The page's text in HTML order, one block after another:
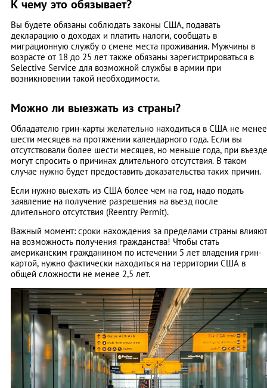
К чему это обязывает?
Вы будете обязаны соблюдать законы США, подавать
декларацию о доходах и платить налоги, сообщать в
миграционную службу о смене места проживания. Мужчины в
возрасте от 18 до 25 лет также обязаны зарегистрироваться в
Selective Service для возможной службы в армии при
возникновении такой необходимости.
Можно ли выезжать из страны?
Обладателю грин-карты желательно находиться в США не менее
шести месяцев на протяжении календарного года. Если вы
отсутствовали более шести месяцев, но меньше года, при въезде
могут спросить о причинах длительного отсутствия. В таком
случае нужно будет предоставить доказательства таких причин.
Если нужно выехать из США более чем на год, надо подать
заявление на получение разрешения на въезд после
длительного отсутствия (Reentry Permit).
Важный момент: сроки нахождения за пределами страны влияют
на возможность получения гражданства! Чтобы стать
американским гражданином по истечении 5 лет владения грин-
картой, нужно фактически находиться на территории США в
общей сложности не менее 2,5 лет.